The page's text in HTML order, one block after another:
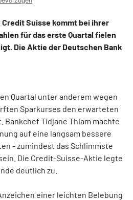
Suisse kommt bei ihrer
für das erste Quartal fielen
Die Aktie der Deutschen Bank
Quartal unter anderem wegen
Sparkurses den erwarteten
Bankchef Tidjane Thiam machte
auf eine langsam bessere
- zumindest das Schlimmste
Die Credit-Suisse-Aktie legte
deutlich zu.
einer leichten Belebung